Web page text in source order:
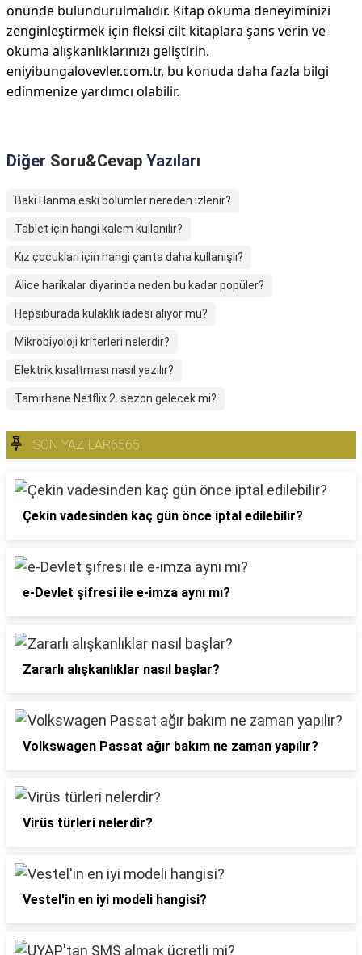
önünde bulundurulmalıdır. Kitap okuma deneyiminizi
zenginleştirmek için fleksi cilt kitaplara şans verin ve
okuma alışkanlıklarınızı geliştirin.
eniyibungalovevler.com.tr, bu konuda daha fazla bilgi
edinmenize yardımcı olabilir.
Diğer Soru&Cevap Yazıları
Baki Hanma eski bölümler nereden izlenir?
Tablet için hangi kalem kullanılır?
Kız çocukları için hangi çanta daha kullanışlı?
Alice harikalar diyarinda neden bu kadar popüler?
Hepsiburada kulaklık iadesi alıyor mu?
Mikrobiyoloji kriterleri nelerdir?
Elektrik kısaltması nasıl yazılır?
Tamirhane Netflix 2. sezon gelecek mi?
SON YAZILAR6565
Çekin vadesinden kaç gün önce iptal edilebilir?
e-Devlet şifresi ile e-imza aynı mı?
Zararlı alışkanlıklar nasıl başlar?
Volkswagen Passat ağır bakım ne zaman yapılır?
Virüs türleri nelerdir?
Vestel'in en iyi modeli hangisi?